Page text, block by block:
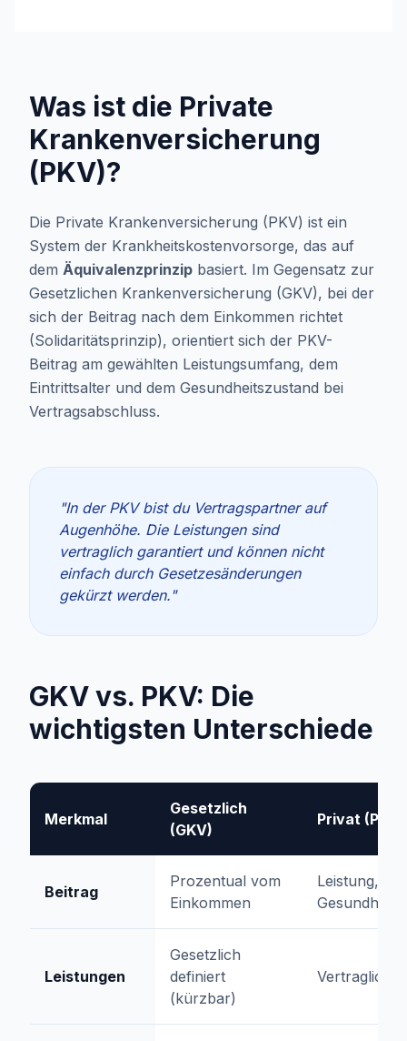
Was ist die Private
Krankenversicherung
(PKV)?
Die Private Krankenversicherung (PKV) ist ein
System der Krankheitskostenvorsorge, das auf
dem Äquivalenzprinzip basiert. Im Gegensatz zur
Gesetzlichen Krankenversicherung (GKV), bei der
sich der Beitrag nach dem Einkommen richtet
(Solidaritätsprinzip), orientiert sich der PKV-
Beitrag am gewählten Leistungsumfang, dem
Eintrittsalter und dem Gesundheitszustand bei
Vertragsabschluss.
"In der PKV bist du Vertragspartner auf
Augenhöhe. Die Leistungen sind
vertraglich garantiert und können nicht
einfach durch Gesetzesänderungen
gekürzt werden."
GKV vs. PKV: Die
wichtigsten Unterschiede
Merkmal
Gesetzlich
(GKV)
Privat (PKV)
Beitrag
Prozentual vom
Einkommen
Leistung,
Gesundheit
Leistungen
Gesetzlich
definiert
(kürzbar)
Vertraglich